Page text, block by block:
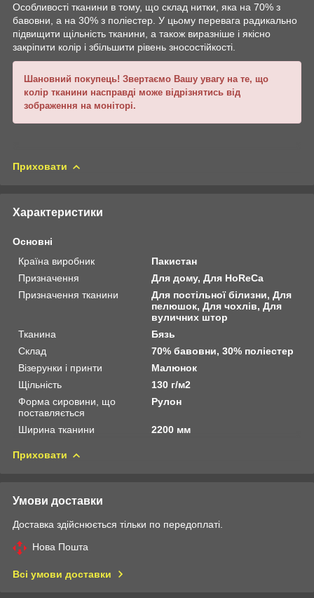
Особливості тканини в тому, що склад нитки, яка на 70% з
бавовни, а на 30% з поліестер. У цьому перевага радикально
підвищити щільність тканини, а також виразніше і якісно
закріпити колір і збільшити рівень зносостійкості.
Шановний покупець! Звертаємо Вашу увагу на те, що
колір тканини насправді може відрізнятись від
зображення на моніторі.
Приховати
Характеристики
Основні
Країна виробник
Пакистан
Призначення
Для дому, Для HoReCa
Призначення тканини
Для постільної білизни, Для
пелюшок, Для чохлів, Для
вуличних штор
Тканина
Бязь
Склад
70% бавовни, 30% поліестер
Візерунки і принти
Малюнок
Щільність
130 г/м2
Форма сировини, що
поставляється
Рулон
Ширина тканини 2200 мм
Приховати
Умови доставки
Доставка здійснюється тільки по передоплаті.
Нова Пошта
Всі умови доставки